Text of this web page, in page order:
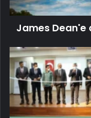
James Dean'e